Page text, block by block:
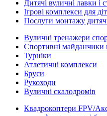
Дитячі вуличні лавки і
Ігрові комплекси для
Послуги монтажу
Вуличні тренажери
Спортивні майданчики
Турніки
Атлетичні комплекси
Бруси
Рукоходи
Вуличні скалодромів
Квадрокоптери FPV/